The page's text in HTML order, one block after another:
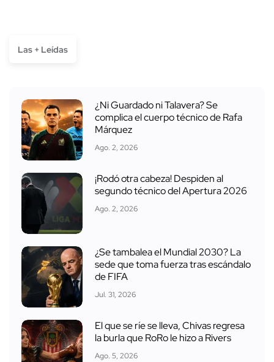
Las + Leídas
¿Ni Guardado ni Talavera? Se
complica el cuerpo técnico de Rafa
Márquez
Ago. 2, 2026
¡Rodó otra cabeza! Despiden al
segundo técnico del Apertura 2026
Ago. 2, 2026
¿Se tambalea el Mundial 2030? La
sede que toma fuerza tras escándalo
de FIFA
Jul. 31, 2026
El que se ríe se lleva, Chivas regresa
la burla que RoRo le hizo a Rivers
Ago. 5, 2026